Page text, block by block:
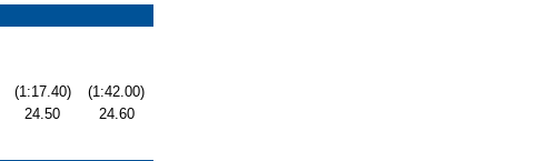
(1:17.40)
(1:42.00)
24.50
24.60